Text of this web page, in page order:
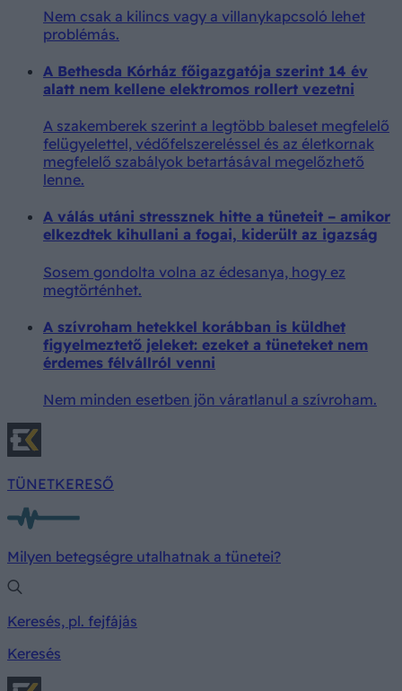
Nem csak a kilincs vagy a villanykapcsoló lehet
problémás.
A Bethesda Kórház főigazgatója szerint 14 év
alatt nem kellene elektromos rollert vezetni
A szakemberek szerint a legtöbb baleset megfelelő
felügyelettel, védőfelszereléssel és az életkornak
megfelelő szabályok betartásával megelőzhető
lenne.
A válás utáni stressznek hitte a tüneteit – amikor
elkezdtek kihullani a fogai, kiderült az igazság
Sosem gondolta volna az édesanya, hogy ez
megtörténhet.
A szívroham hetekkel korábban is küldhet
figyelmeztető jeleket: ezeket a tüneteket nem
érdemes félvállról venni
Nem minden esetben jön váratlanul a szívroham.
TÜNETKERESŐ
Milyen betegségre utalhatnak a tünetei?
Keresés, pl. fejfájás
Keresés